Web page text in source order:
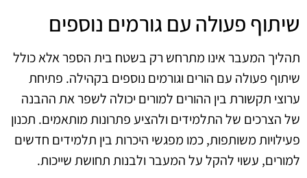
שיתוף פעולה עם גורמים נוספים
תהליך המעבר אינו מתרחש רק בשטח בית הספר אלא כולל
שיתוף פעולה עם הורים וגורמים נוספים בקהילה. פתיחת
ערוצי תקשורת בין ההורים למורים יכולה לשפר את ההבנה
של הצרכים של התלמידים ולהציע פתרונות מותאמים. תכנון
פעילויות משותפות, כמו מפגשי היכרות בין תלמידים חדשים
למורים, עשוי להקל על המעבר ולבנות תחושת שייכות.